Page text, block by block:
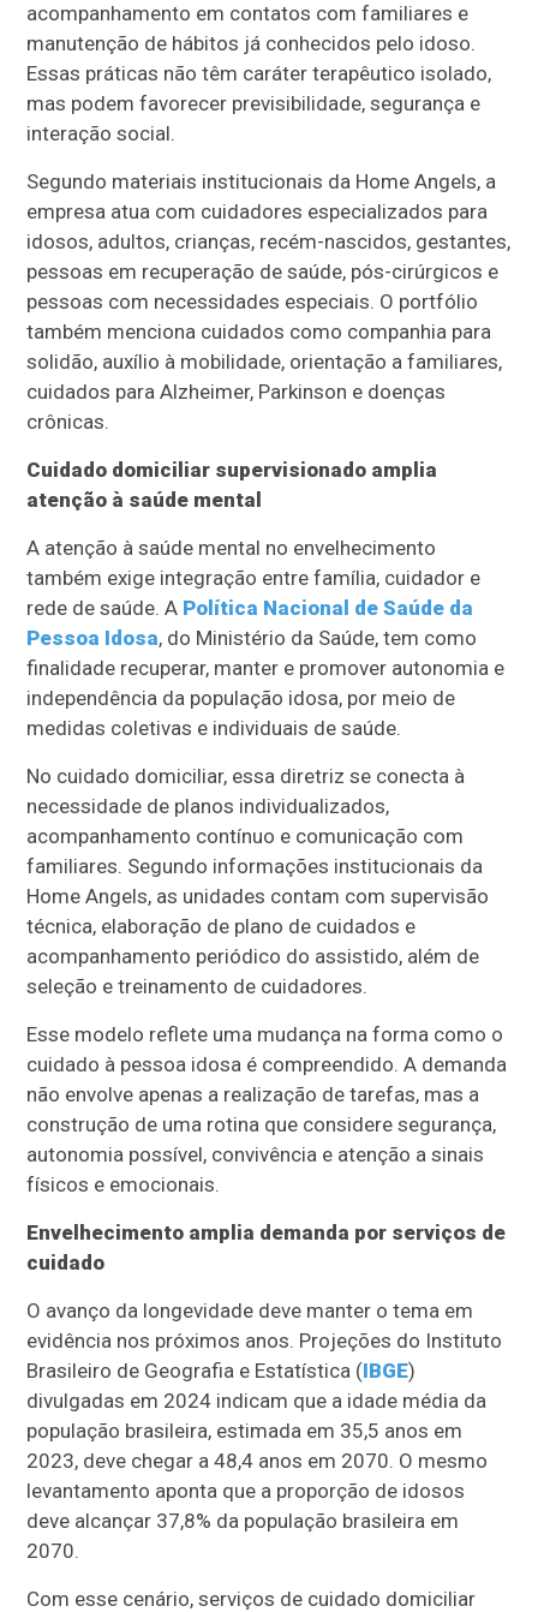
acompanhamento em contatos com familiares e
manutenção de hábitos já conhecidos pelo idoso.
Essas práticas não têm caráter terapêutico isolado,
mas podem favorecer previsibilidade, segurança e
interação social.
Segundo materiais institucionais da Home Angels, a
empresa atua com cuidadores especializados para
idosos, adultos, crianças, recém-nascidos, gestantes,
pessoas em recuperação de saúde, pós-cirúrgicos e
pessoas com necessidades especiais. O portfólio
também menciona cuidados como companhia para
solidão, auxílio à mobilidade, orientação a familiares,
cuidados para Alzheimer, Parkinson e doenças
crônicas.
Cuidado domiciliar supervisionado amplia
atenção à saúde mental
A atenção à saúde mental no envelhecimento
também exige integração entre família, cuidador e
rede de saúde. A Política Nacional de Saúde da
Pessoa Idosa, do Ministério da Saúde, tem como
finalidade recuperar, manter e promover autonomia e
independência da população idosa, por meio de
medidas coletivas e individuais de saúde.
No cuidado domiciliar, essa diretriz se conecta à
necessidade de planos individualizados,
acompanhamento contínuo e comunicação com
familiares. Segundo informações institucionais da
Home Angels, as unidades contam com supervisão
técnica, elaboração de plano de cuidados e
acompanhamento periódico do assistido, além de
seleção e treinamento de cuidadores.
Esse modelo reflete uma mudança na forma como o
cuidado à pessoa idosa é compreendido. A demanda
não envolve apenas a realização de tarefas, mas a
construção de uma rotina que considere segurança,
autonomia possível, convivência e atenção a sinais
físicos e emocionais.
Envelhecimento amplia demanda por serviços de
cuidado
O avanço da longevidade deve manter o tema em
evidência nos próximos anos. Projeções do Instituto
Brasileiro de Geografia e Estatística (IBGE)
divulgadas em 2024 indicam que a idade média da
população brasileira, estimada em 35,5 anos em
2023, deve chegar a 48,4 anos em 2070. O mesmo
levantamento aponta que a proporção de idosos
deve alcançar 37,8% da população brasileira em
2070.
Com esse cenário, serviços de cuidado domiciliar